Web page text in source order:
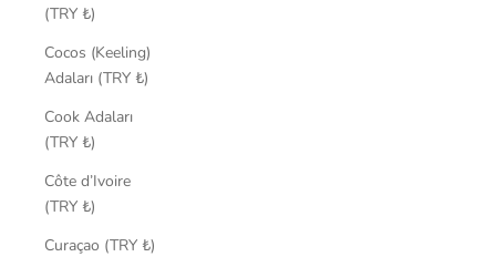
(TRY ₺)
Cocos (Keeling)
Adaları (TRY ₺)
Cook Adaları
(TRY ₺)
Côte d’Ivoire
(TRY ₺)
Curaçao (TRY ₺)